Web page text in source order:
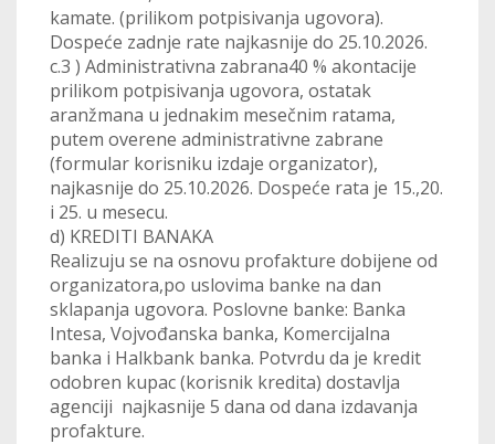
kamate. (prilikom potpisivanja ugovora).
Dospeće zadnje rate najkasnije do 25.10.2026.
c.3 ) Administrativna zabrana40 % akontacije
prilikom potpisivanja ugovora, ostatak
aranžmana u jednakim mesečnim ratama,
putem overene administrativne zabrane
(formular korisniku izdaje organizator),
najkasnije do 25.10.2026. Dospeće rata je 15.,20.
i 25. u mesecu.
d) KREDITI BANAKA
Realizuju se na osnovu profakture dobijene od
organizatora,po uslovima banke na dan
sklapanja ugovora. Poslovne banke: Banka
Intesa, Vojvođanska banka, Komercijalna
banka i Halkbank banka. Potvrdu da je kredit
odobren kupac (korisnik kredita) dostavlja
agenciji najkasnije 5 dana od dana izdavanja
profakture.